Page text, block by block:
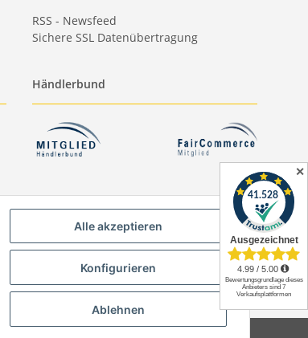
RSS - Newsfeed
Sichere SSL Datenübertragung
Händlerbund
✕
Alle akzeptieren
Konfigurieren
Ablehnen